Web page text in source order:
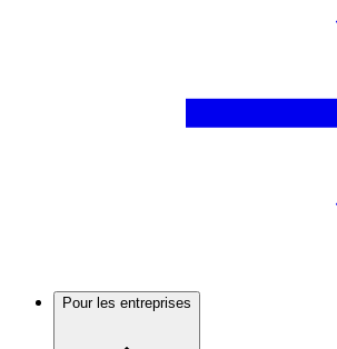
Pour les entreprises